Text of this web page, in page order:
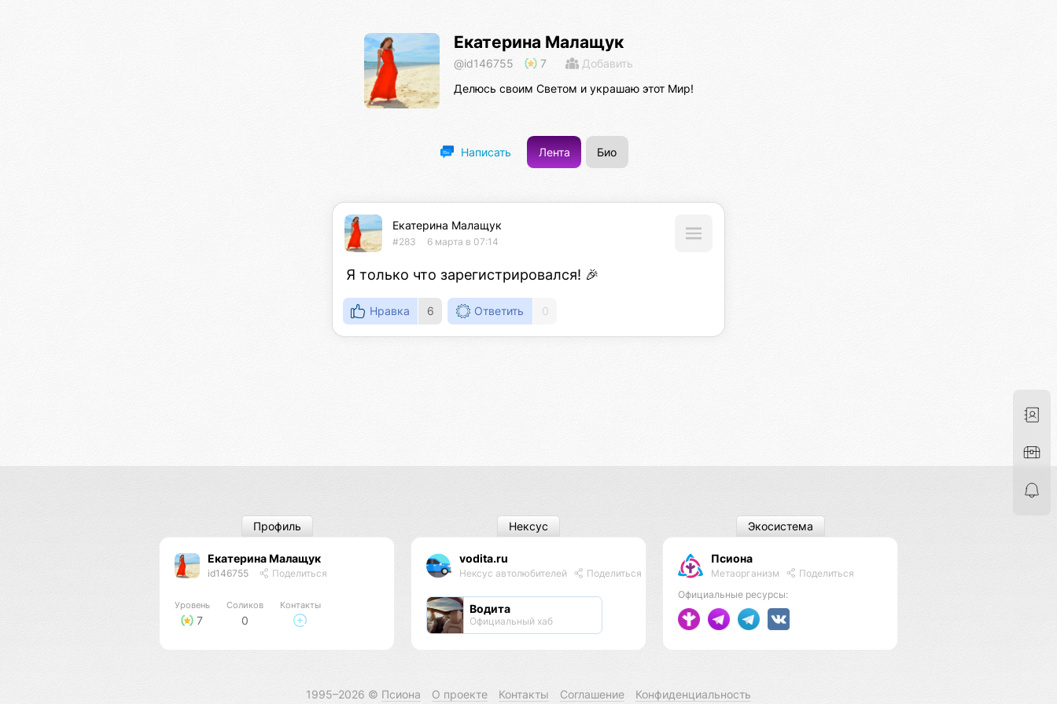
Екатерина Малащук
@id146755 7
Добавить
Делюсь своим Светом и украшаю этот Мир!
Написать Лента Био
Екатерина Малащук
#283 6 марта в 07:14
Я только что зарегистрировался! 🎉
Нравка 6 Ответить 0
Екатерина Малащук
id146755 Поделиться
Уровень
7
Соликов
0
Контакты
Профиль
vodita.ru
Нексус автолюбителей Поделиться
Водита
Официальный хаб
Нексус
Псиона
Метаорганизм
Поделиться
Официальные ресурсы:
Экосистема
1995–2026 © Псиона О проекте Контакты Соглашение Конфиденциальность